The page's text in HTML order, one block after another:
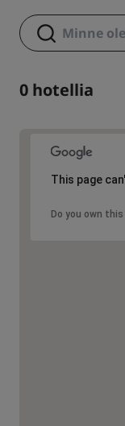
0 hotellia
This page
Do you own